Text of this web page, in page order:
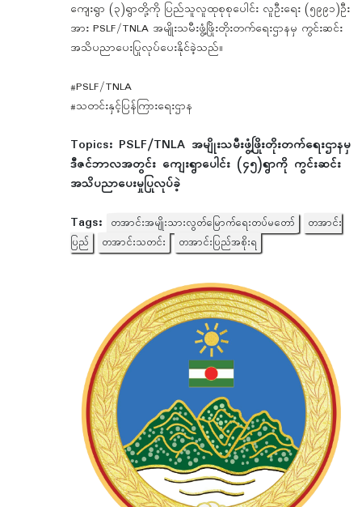
ကျေးရွာ (၃)ရွာတို့ကို ပြည်သူလူထုစုစုပေါင်း လူဦးရေး (၅၉၉၁)ဦး
အား PSLF/TNLA အမျိုးသမီးဖွံ့ဖြိုးတိုးတက်ရေးဌာနမှ ကွင်းဆင်း
အသိပညာပေးပြုလုပ်ပေးနိုင်ခဲ့သည်။
#PSLF/TNLA
#သတင်းနှင့်ပြန်ကြားရေးဌာန
Topics:PSLF/TNLA အမျိုးသမီးဖွံ့ဖြိုးတိုးတက်ရေးဌာနမှ
ဒီဇင်ဘာလအတွင်း ကျေးရွာပေါင်း (၄၅)ရွာကို ကွင်းဆင်း
အသိပညာပေးမှုပြုလုပ်ခဲ့
Tags:
တအာင်းအမျိုးသားလွတ်မြောက်ရေးတပ်မတော်
တအာင်း
ပြည်
တအာင်းသတင်း တအာင်းပြည်အစိုးရ